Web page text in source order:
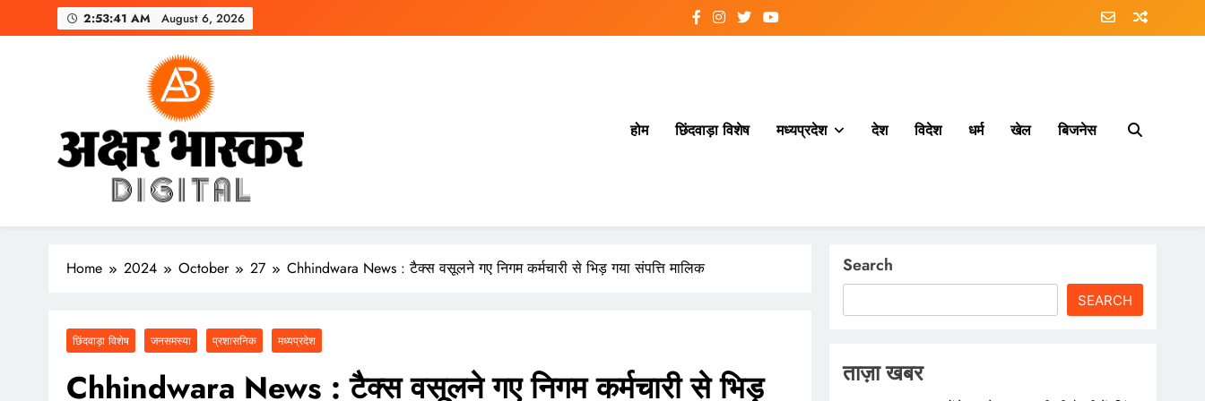
to
2:53:43 AM August 6, 2026
अक्षर भास्कर
डिजिटल
होम छिंदवाड़ा विशेष मध्यप्रदेश देश विदेश धर्म खेल बिजनेस
Home 2024 October 27 Chhindwara News : टैक्स वसूलने गए निगम कर्मचारी से भिड़ गया संपत्ति मालिक
छिंदवाड़ा विशेष जनसमस्या प्रशासनिक मध्यप्रदेश
Chhindwara News : टैक्स वसूलने गए निगम कर्मचारी से भिड़
Search
SEARCH
ताज़ा खबर